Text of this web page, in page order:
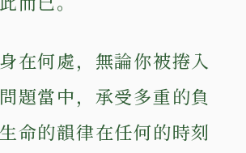
在何處，無論你被捲入
題當中，承受多重的負
命的韻律在任何的時刻